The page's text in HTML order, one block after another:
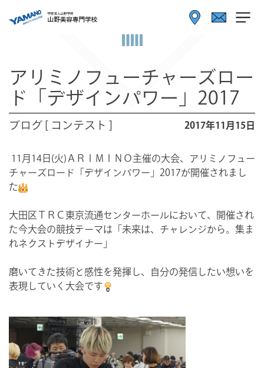
アリミノフューチャーズロー
ド「デザインパワー」2017
ブログ [ コンテスト ] 2017年11月15日
11月14日(火)ＡＲＩＭＩＮＯ主催の大会、アリミノフュー
チャーズロード「デザインパワー」2017が開催されまし
た
大田区ＴＲＣ東京流通センターホールにおいて、開催され
た今大会の競技テーマは「未来は、チャレンジから。集ま
れネクストデザイナー」
磨いてきた技術と感性を発揮し、自分の発信したい想いを
表現していく大会です